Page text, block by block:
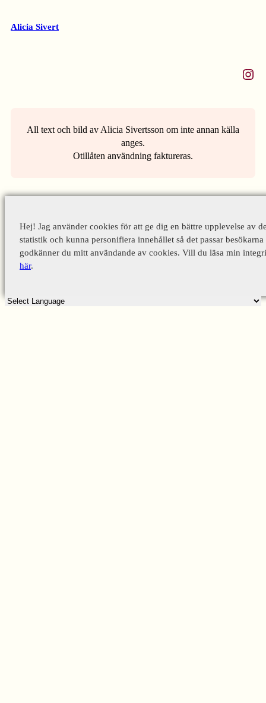
Alicia Sivert
Instagram
All text och bild av Alicia Sivertsson om inte annan källa
anges.
Otillåten användning faktureras.
Hej! Jag använder cookies för att ge dig en bättre upplevelse av
statistik och kunna personifiera innehållet så det passar
godkänner du mitt användande av cookies. Vill du läsa min
här.